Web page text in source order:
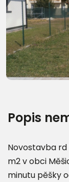
Popis
Novostavba rd
m2 v obci
minutu pěšky